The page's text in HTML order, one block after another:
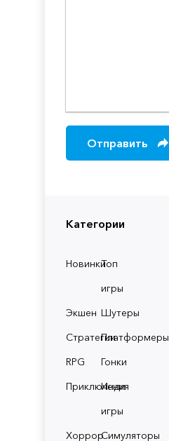
Категории
НовинкиТоп
игры
Экшен Шутеры
СтратегииПлатформеры
RPG
Гонки
Приключения
Инди
игры
ХоррорСимуляторы
Отправить